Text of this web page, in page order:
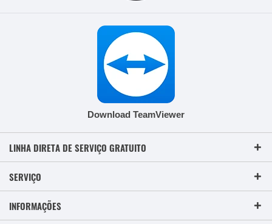
Download TeamViewer
LINHA DIRETA DE SERVIÇO GRATUITO
SERVIÇO
INFORMAÇÕES